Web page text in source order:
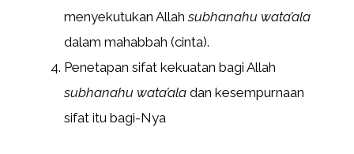
menyekutukan Allahsubhanahu wata’ala
dalam mahabbah (cinta).
Penetapan sifat kekuatan bagi Allah
subhanahu wata’ala dan kesempurnaan
sifat itu bagi-Nya